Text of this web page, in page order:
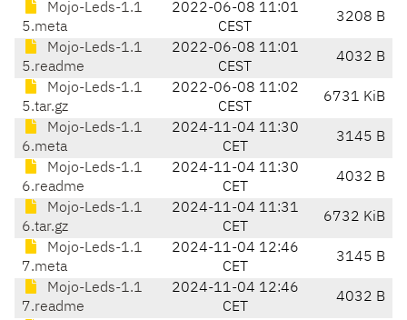
Mojo-Leds-1.1
5.meta
2022-06-08 11:01
CEST
3208 B
Mojo-Leds-1.1
5.readme
2022-06-08 11:01
CEST
4032 B
Mojo-Leds-1.1
5.tar.gz
2022-06-08 11:02
CEST
6731 KiB
Mojo-Leds-1.1
6.meta
2024-11-04 11:30
CET
3145 B
Mojo-Leds-1.1
6.readme
2024-11-04 11:30
CET
4032 B
Mojo-Leds-1.1
6.tar.gz
2024-11-04 11:31
CET
6732 KiB
Mojo-Leds-1.1
7.meta
2024-11-04 12:46
CET
3145 B
Mojo-Leds-1.1
7.readme
2024-11-04 12:46
CET
4032 B